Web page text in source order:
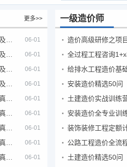
更多>>
06-01
06-01
06-01
06-01
06-01
06-01
06-01
06-01
06-01
一级造价师
造价高级研修之项
全过程工程咨询
给排水工程造价基
安装造价精选50问
装饰装修工程定额
土建造价精选50问